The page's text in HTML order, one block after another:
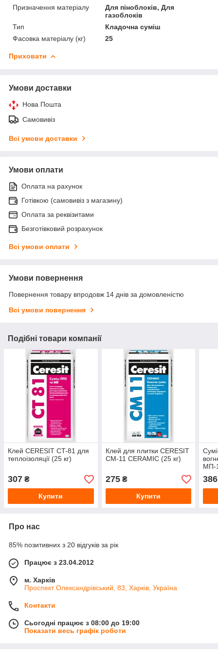
Призначення матеріалу
Для піноблоків, Для
газоблоків
Тип
Кладочна суміш
Фасовка матеріалу (кг)
25
Приховати
Умови доставки
Нова Пошта
Самовивіз
Всі умови доставки
Умови оплати
Оплата на рахунок
Готівкою (самовивіз з магазину)
Оплата за реквізитами
Безготівковий розрахунок
Всі умови оплати
Умови повернення
Повернення товару впродовж 14 днів за домовленістю
Всі умови повернення
Подібні товари компанії
Клей CERESIT CT-81 для
теплоізоляції (25 кг)
307 ₴
Купити
Клей для плитки CERESIT
CM-11 CERAMIC (25 кг)
275₴
Купити
МП-
386
Про нас
85% позитивних з 20 відгуків за рік
Працює з 23.04.2012
м. Харків
Проспект Олександрівський, 83, Харків, Україна
Контакти
Сьогодні працює з 08:00 до 19:00
Показати весь графік роботи